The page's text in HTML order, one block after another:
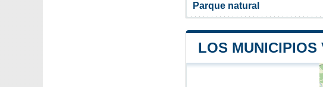
Parque natural
LOS